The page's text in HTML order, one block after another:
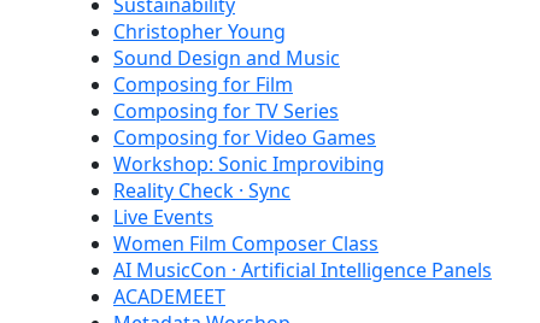
Christopher Young
Sound Design and Music
Composing for Film
Composing for TV Series
Composing for Video Games
Workshop: Sonic Improvibing
Reality Check · Sync
Live Events
Women Film Composer Class
AI MusicCon · Artificial Intelligence Panels
ACADEMEET